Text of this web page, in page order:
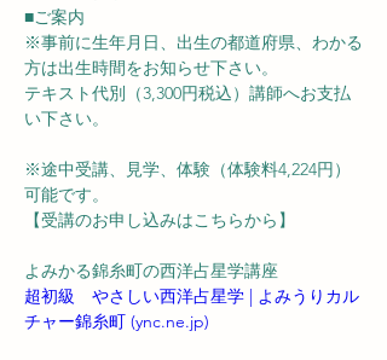
■ご案内
※事前に生年月日、出生の都道府県、わかる
方は出生時間をお知らせ下さい。
テキスト代別（3,300円税込）講師へお支払
い下さい。
※途中受講、見学、体験（体験料4,224円）
可能です。
【受講のお申し込みはこちらから】
よみかる錦糸町の西洋占星学講座
超初級　やさしい西洋占星学 | よみうりカル
チャー錦糸町 (ync.ne.jp)